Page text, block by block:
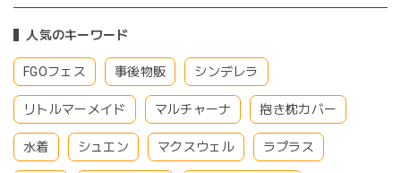
人気のキーワード
FGOフェス 事後物販 シンデレラ
リトルマーメイド マルチャーナ 抱き枕カバー
水着 シュエン マクスウェル ラプラス